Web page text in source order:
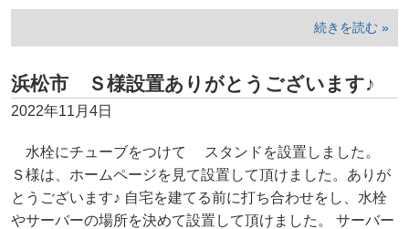
続きを読む »
浜松市 Ｓ様設置ありがとうございます♪
2022年11月4日
水栓にチューブをつけて スタンドを設置しました。
Ｓ様は、ホームページを見て設置して頂けました。ありが
とうございます♪ 自宅を建てる前に打ち合わせをし、水栓
やサーバーの場所を決めて設置して頂けました。 サーバー